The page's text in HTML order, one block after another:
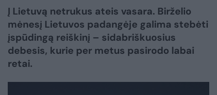
Į Lietuvą netrukus ateis vasara. Birželio
mėnesį Lietuvos padangėje galima stebėti
įspūdingą reiškinį – sidabriškuosius
debesis, kurie per metus pasirodo labai
retai.